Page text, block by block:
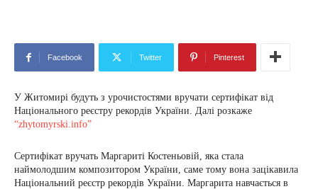
Facebook Twitter Pinterest
У Житомирі будуть з урочистостями вручати сертифікат від
Національного реєстру рекордів України. Далі розкаже
“zhytomyrski.info”
Сертифікат вручать Маргариті Костеньовій, яка стала
наймолодшим композитором України, саме тому вона зацікавила
Національний реєстр рекордів України. Маргарита навчається в